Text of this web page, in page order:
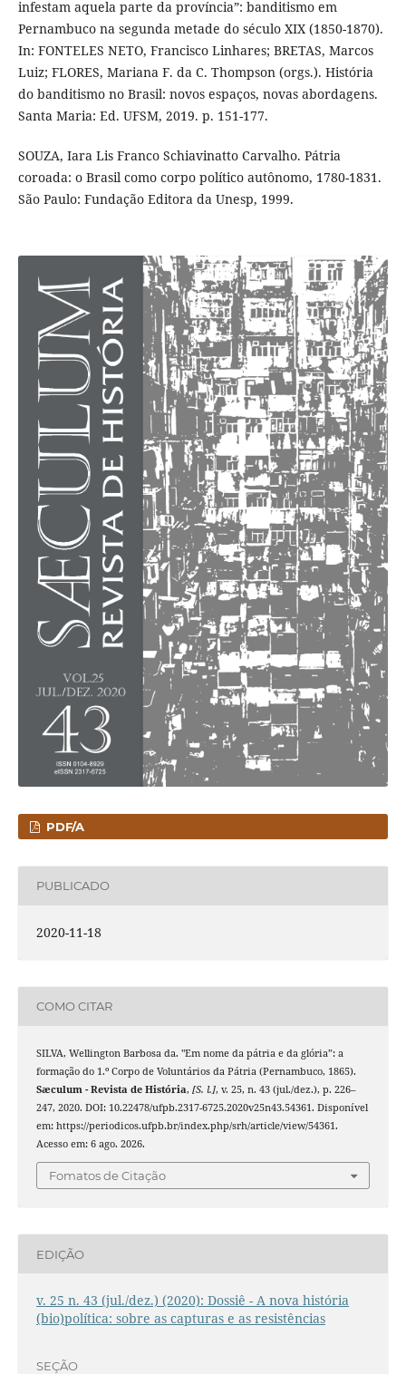
infestam aquela parte da província”: banditismo em
Pernambuco na segunda metade do século XIX (1850-1870).
In: FONTELES NETO, Francisco Linhares; BRETAS, Marcos
Luiz; FLORES, Mariana F. da C. Thompson (orgs.). História
do banditismo no Brasil: novos espaços, novas abordagens.
Santa Maria: Ed. UFSM, 2019. p. 151-177.
SOUZA, Iara Lis Franco Schiavinatto Carvalho. Pátria
coroada: o Brasil como corpo político autônomo, 1780-1831.
São Paulo: Fundação Editora da Unesp, 1999.
PDF/A
PUBLICADO
2020-11-18
COMO CITAR
SILVA, Wellington Barbosa da. "Em nome da pátria e da glória”: a
formação do 1.º Corpo de Voluntários da Pátria (Pernambuco, 1865).
Sæculum - Revista de História, [S. l.], v. 25, n. 43 (jul./dez.), p. 226–
247, 2020. DOI: 10.22478/ufpb.2317-6725.2020v25n43.54361. Disponível
em: https://periodicos.ufpb.br/index.php/srh/article/view/54361.
Acesso em: 6 ago. 2026.
Fomatos de Citação
EDIÇÃO
v. 25 n. 43 (jul./dez.) (2020): Dossiê - A nova história
(bio)política: sobre as capturas e as resistências
SEÇÃO